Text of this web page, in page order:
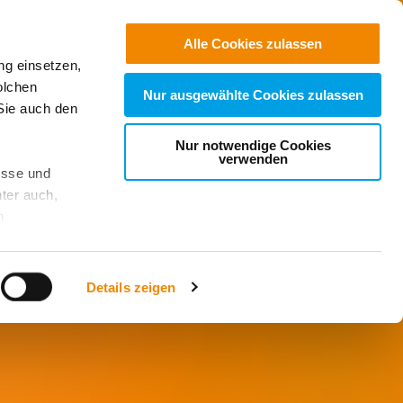
einsetzen,
auch den
und
auch,
. Wenn
Cookie-
Sie:
Details zeigen
Alle Cookies zulassen
Nur ausgewählte Cookies zulassen
Nur notwendige Cookies
verwenden
Suchen
Spenden
Jobs